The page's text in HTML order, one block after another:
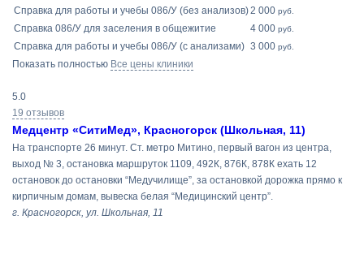
Справка для работы и учебы 086/У (без анализов)2 000 руб.
Справка 086/У для заселения в общежитие 4 000 руб.
Справка для работы и учебы 086/У (с анализами) 3 000 руб.
Показать полностью Все цены клиники
5.0
19 отзывов
Медцентр «СитиМед», Красногорск (Школьная, 11)
На транспорте 26 минут. Ст. метро Митино, первый вагон из центра,
выход № 3, остановка маршруток 1109, 492К, 876К, 878К ехать 12
остановок до остановки “Медучилище”, за остановкой дорожка прямо к
кирпичным домам, вывеска белая “Медицинский центр”.
г. Красногорск, ул. Школьная, 11